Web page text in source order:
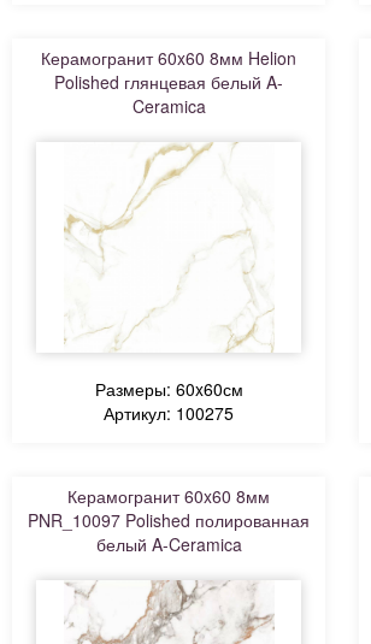
Керамогранит 60x60 8мм Helion
Polished глянцевая белый A-
Ceramica
Размеры: 60x60см
Артикул: 100275
Керамогранит 60x60 8мм
PNR_10097 Polished полированная
белый A-Ceramica